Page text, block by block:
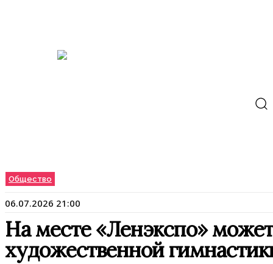
Общество
06.07.2026 21:00
На месте «Ленэкспо»
художественной